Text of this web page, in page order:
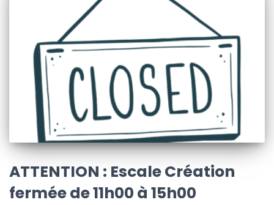
ATTENTION : Escale Création
fermée de 11h00 à 15h00